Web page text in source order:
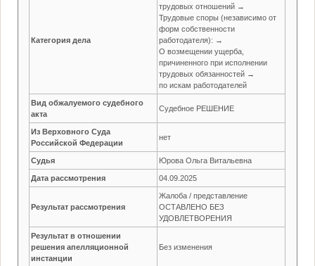
Категория дела
трудовых отношений →
Трудовые споры (независимо от
форм собственности
работодателя): →
О возмещении ущерба,
причиненного при исполнении
трудовых обязанностей →
по искам работодателей
Вид обжалуемого судебного
акта
Судебное РЕШЕНИЕ
Из Верховного Суда
Российской Федерации
нет
Судья Юрова Ольга Витальевна
Дата рассмотрения 04.09.2025
Результат рассмотрения
Жалоба / представление
ОСТАВЛЕНО БЕЗ
УДОВЛЕТВОРЕНИЯ
Результат в отношении
решения апелляционной
инстанции
Без изменения